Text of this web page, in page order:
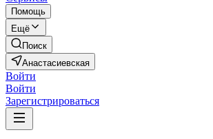
Помощь
Ещё
Поиск
Анастасиевская
Войти
Войти
Зарегистрироваться